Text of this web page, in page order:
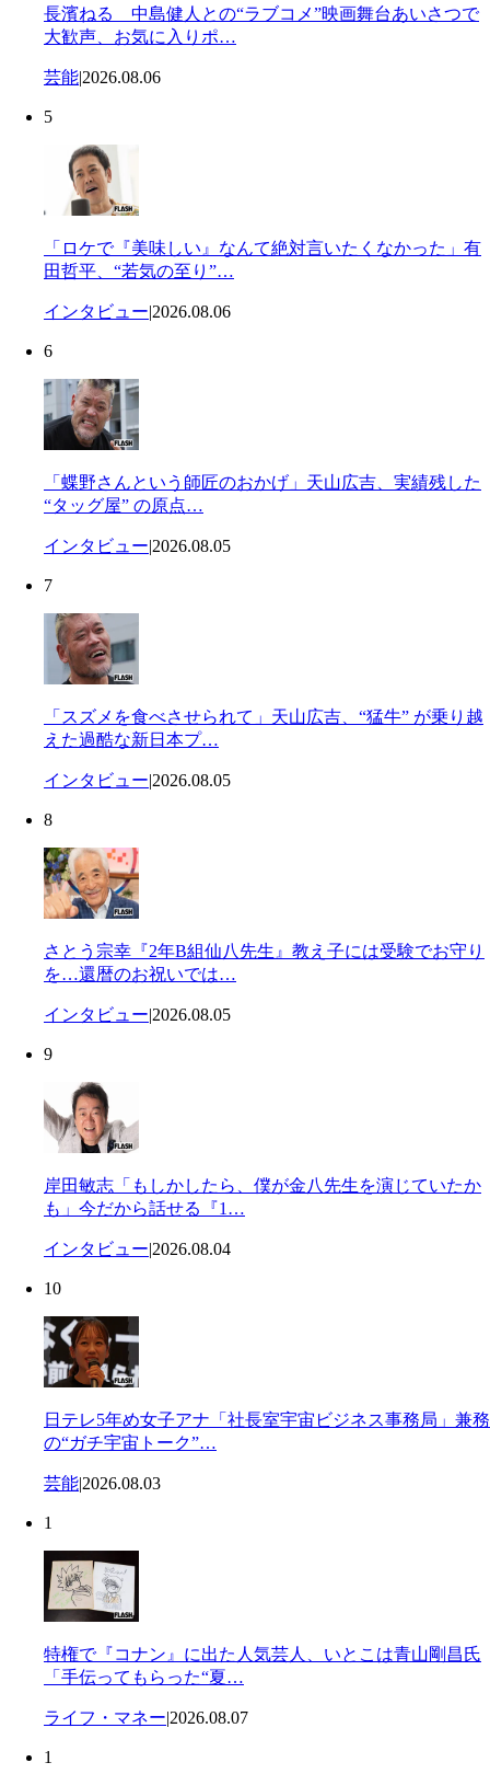
長濱ねる 中島健人との“ラブコメ”映画舞台あいさつで
大歓声、お気に入りポ…
芸能|2026.08.06
5
「ロケで『美味しい』なんて絶対言いたくなかった」有
田哲平、“若気の至り”…
インタビュー|2026.08.06
6
「蝶野さんという師匠のおかげ」天山広吉、実績残した
“タッグ屋” の原点…
インタビュー|2026.08.05
7
「スズメを食べさせられて」天山広吉、“猛牛” が乗り越
えた過酷な新日本プ…
インタビュー|2026.08.05
8
さとう宗幸『2年B組仙八先生』教え子には受験でお守り
を…還暦のお祝いでは…
インタビュー|2026.08.05
9
岸田敏志「もしかしたら、僕が金八先生を演じていたか
も」今だから話せる『1…
インタビュー|2026.08.04
10
日テレ5年め女子アナ「社長室宇宙ビジネス事務局」兼務
の“ガチ宇宙トーク”…
芸能|2026.08.03
1
特権で『コナン』に出た人気芸人、いとこは青山剛昌氏
「手伝ってもらった“夏…
ライフ・マネー|2026.08.07
1